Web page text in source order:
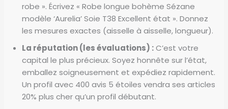
robe ». Écrivez « Robe longue bohème Sézane
modèle ‘Aurelia’ Soie T38 Excellent état ». Donnez
les mesures exactes (aisselle à aisselle, longueur).
La réputation (les évaluations) :C’est votre
capital le plus précieux. Soyez honnête sur l’état,
emballez soigneusement et expédiez rapidement.
Un profil avec 400 avis 5 étoiles vendra ses articles
20% plus cher qu’un profil débutant.